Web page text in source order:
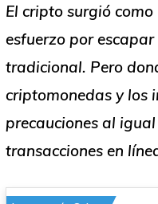
El cripto surgió como
esfuerzo por
tradicional. Pero
criptomonedas y los
precauciones al
transacciones en